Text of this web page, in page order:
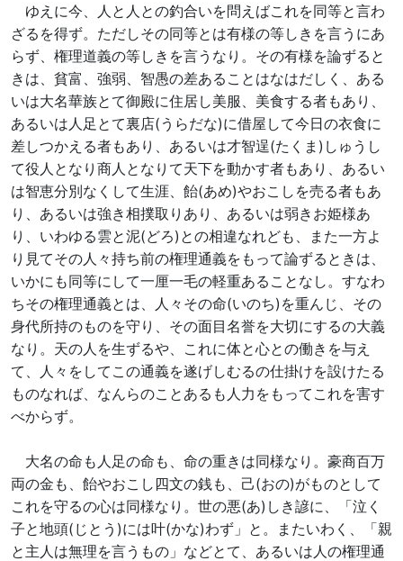
ゆえに今、人と人との釣合いを問えばこれを同等と言わ
ざるを得ず。ただしその同等とは有様の等しきを言うにあ
らず、権理道義の等しきを言うなり。その有様を論ずると
きは、貧富、強弱、智愚の差あることはなはだしく、ある
いは大名華族とて御殿に住居し美服、美食する者もあり、
あるいは人足とて裏店(うらだな)に借屋して今日の衣食に
差しつかえる者もあり、あるいは才智逞(たくま)しゅうし
て役人となり商人となりて天下を動かす者もあり、あるい
は智恵分別なくして生涯、飴(あめ)やおこしを売る者もあ
り、あるいは強き相撲取りあり、あるいは弱きお姫様あ
り、いわゆる雲と泥(どろ)との相違なれども、また一方よ
り見てその人々持ち前の権理通義をもって論ずるときは、
いかにも同等にして一厘一毛の軽重あることなし。すなわ
ちその権理通義とは、人々その命(いのち)を重んじ、その
身代所持のものを守り、その面目名誉を大切にするの大義
なり。天の人を生ずるや、これに体と心との働きを与え
て、人々をしてこの通義を遂げしむるの仕掛けを設けたる
ものなれば、なんらのことあるも人力をもってこれを害す
べからず。
大名の命も人足の命も、命の重きは同様なり。豪商百万
両の金も、飴やおこし四文の銭も、己(おの)がものとして
これを守るの心は同様なり。世の悪(あ)しき諺に、「泣く
子と地頭(じとう)には叶(かな)わず」と。またいわく、「親
と主人は無理を言うもの」などとて、あるいは人の権理通